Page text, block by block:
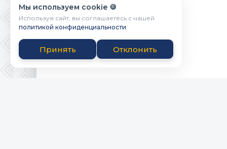
Мы используем cookie 🍪
Используя сайт, вы соглашаетесь с нашей
политикой конфиденциальности.
Принять Отклонить